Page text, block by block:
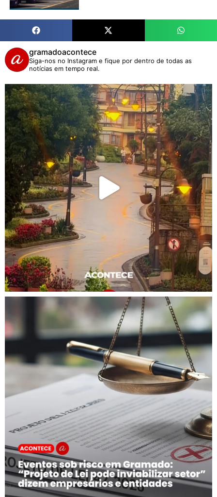
gramadoacontece
Siga-nos no Instagram e fique por dentro de todas as
notícias em tempo real.